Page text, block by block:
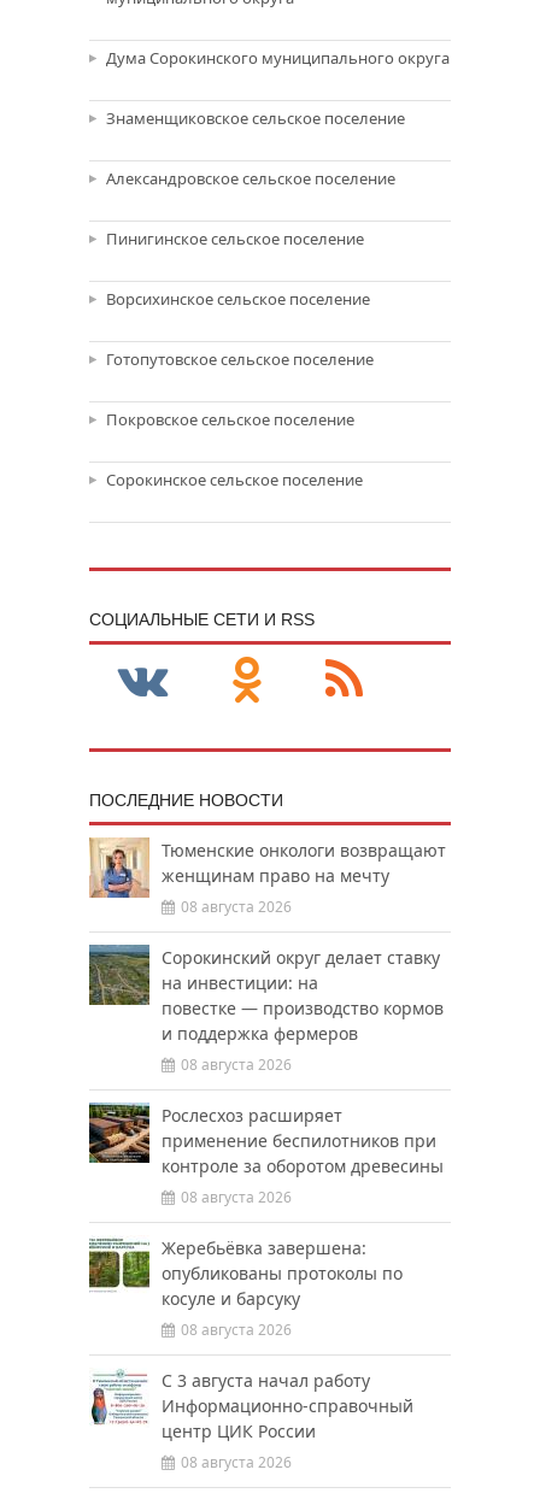
Дума Сорокинского муниципального округа
Знаменщиковское сельское поселение
Александровское сельское поселение
Пинигинское сельское поселение
Ворсихинское сельское поселение
Готопутовское сельское поселение
Покровское сельское поселение
Сорокинское сельское поселение
CОЦИАЛЬНЫЕ СЕТИ И RSS
ПОСЛЕДНИЕ НОВОСТИ
Тюменские онкологи возвращают
женщинам право на мечту
08 августа 2026
Сорокинский округ делает ставку
на инвестиции: на
повестке — производство кормов
и поддержка фермеров
08 августа 2026
Рослесхоз расширяет
применение беспилотников при
контроле за оборотом древесины
08 августа 2026
Жеребьёвка завершена:
опубликованы протоколы по
косуле и барсуку
08 августа 2026
С 3 августа начал работу
Информационно-справочный
центр ЦИК России
08 августа 2026